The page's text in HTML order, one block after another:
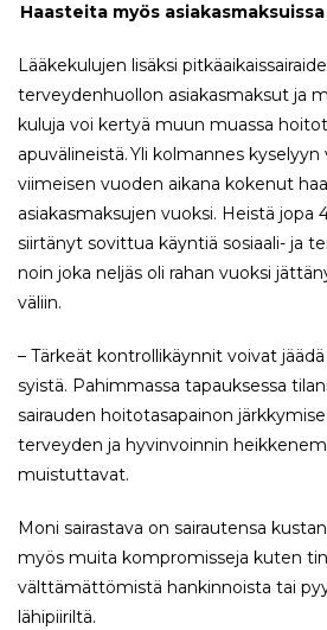
Haasteita myös asiakasmaksuissa
Lääkekulujen lisäksi
terveydenhuollon asiakasmaksut ja
kuluja voi kertyä muun muassa
apuvälineistä. Yli kolmannes
viimeisen vuoden aikana kokenut
asiakasmaksujen vuoksi. Heistä jopa
siirtänyt sovittua käyntiä sosiaali- ja
noin joka neljäs oli rahan vuoksi
väliin.
– Tärkeät kontrollikäynnit voivat
syistä. Pahimmassa tapauksessa
sairauden hoitotasapainon
terveyden ja hyvinvoinnin
muistuttavat.
Moni sairastava on sairautensa
myös muita kompromisseja kuten
välttämättömistä hankinnoista tai
lähipiiriltä.